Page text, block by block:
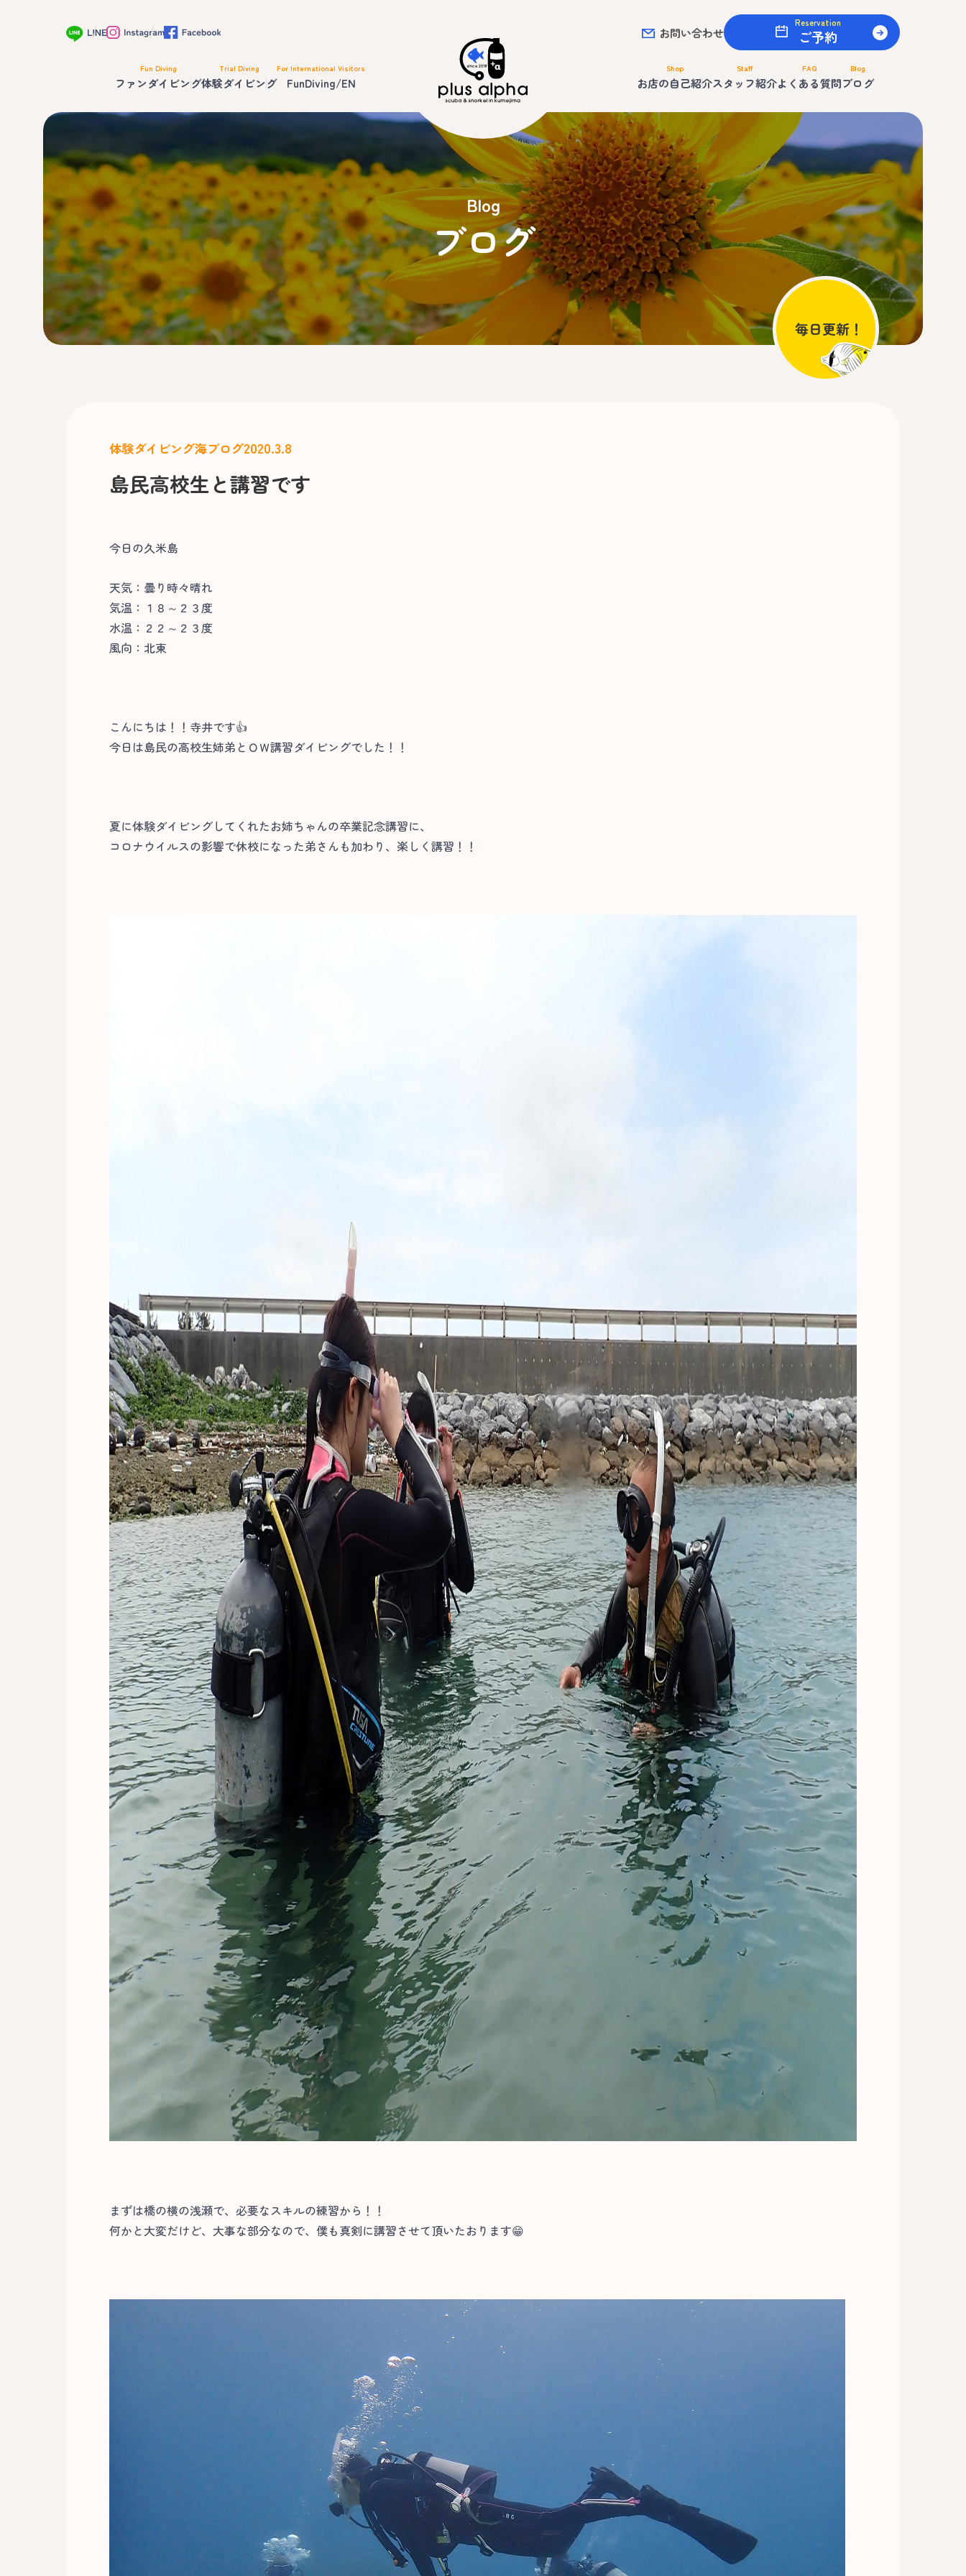
お問い合わせ
Reservation
ご予約
Fun Diving
ファンダイビング
Trial Diving
体験ダイビング
For International Visitors
FunDiving/EN
Shop
お店の自己紹介
Staff
スタッフ紹介
FAQ
よくある質問
Blog
ブログ
Blog
ブログ
体験ダイビング海ブログ2020.3.8
島民高校生と講習です
今日の久米島
天気：曇り時々晴れ
気温：１８～２３度
水温：２２～２３度
風向：北東
こんにちは！！寺井です👍
今日は島民の高校生姉弟とＯＷ講習ダイビングでした！！
夏に体験ダイビングしてくれたお姉ちゃんの卒業記念講習に、
コロナウイルスの影響で休校になった弟さんも加わり、楽しく講習！！
まずは橋の横の浅瀬で、必要なスキルの練習から！！
何かと大変だけど、大事な部分なので、僕も真剣に講習させて頂いたおります😁